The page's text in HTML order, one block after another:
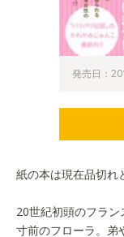
発売日：
紙の本は現在品切れ
20世紀初頭のフラ
寸前のフローラ。弟